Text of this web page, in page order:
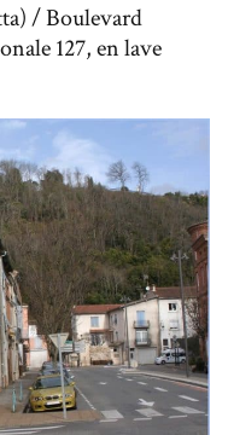
/ Boulevard
127, en lave